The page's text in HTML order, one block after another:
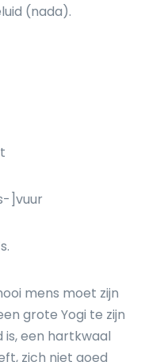
(nada).
]vuur
mens moet zijn
grote Yogi te zijn
is, een hartkwaal
zich niet goed